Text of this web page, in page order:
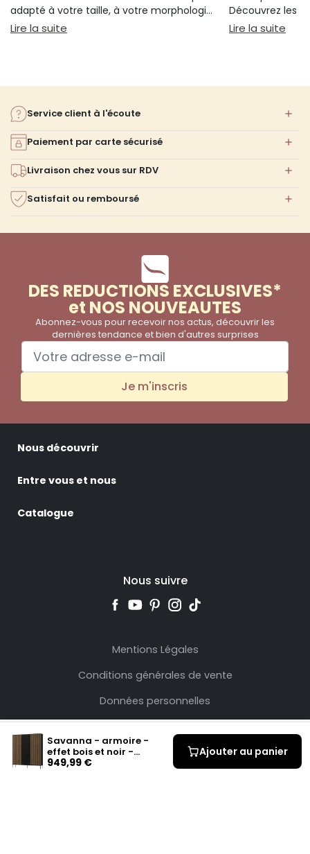
Savanna - armoire -
effet bois et noir -
185x200 cm
949,99 €
Ajouter au panier
adapté à votre taille, à votre morphologie
et à votre confort.
Lire la suite : Guide pour choisir un canapé selon sa taille
Découvrez les
réellement
Lire la suite
Service client à l'écoute
Paiement par carte sécurisé
Livraison chez vous sur RDV
Satisfait ou remboursé
DES REDUCTIONS EXCLUSIVES*
et NOS NOUVEAUTES
Abonnez-vous pour recevoir nos actus, découvrir les
dernières tendance et bien d'autres surprises
Je m'inscris
Nous découvrir
Entre vous et nous
Catalogue
Nous suivre
Mentions Légales
Conditions générales de vente
Données personnelles